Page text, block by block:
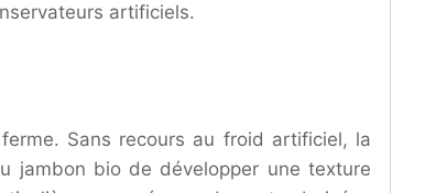
artificiels.
Sans recours au froid artificiel, la
jambon bio de développer une texture